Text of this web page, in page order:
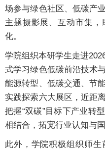
场参与绿色社区、低碳产
主题摄影展、互动市集
化。
学院组织本研学生走进
式学习绿色低碳前沿技术
能源转型、低碳交通、节
实践探索六大展区，近距
把握“双碳”目标下产业转
相结合，拓宽行业认知与国
此外，学院积极组织师